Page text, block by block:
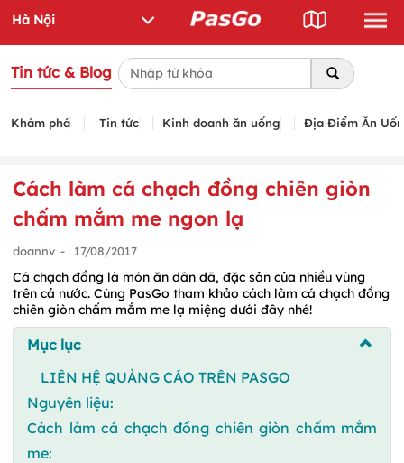
Tin tức & Blog
Khám phá Tin tức Kinh doanh ăn uống Địa Điểm Ăn
Cách làm cá chạch đồng chiên giòn
chấm mắm me ngon lạ
doannv - 17/08/2017
Cá chạch đồng là món ăn dân dã, đặc sản của nhiều vùng
trên cả nước. Cùng PasGo tham khảo cách làm cá chạch đồng
chiên giòn chấm mắm me lạ miệng dưới đây nhé!
Mục lục
LIÊN HỆ QUẢNG CÁO TRÊN PASGO
Nguyên liệu:
Cách làm cá chạch đồng chiên giòn chấm mắm
me: